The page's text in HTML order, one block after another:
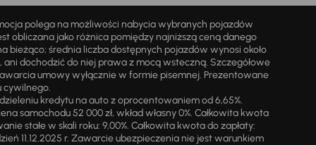
polega na możliwości nabycia wybranych pojazdów
obliczana jako różnica pomiędzy najniższą ceną danego
bieżąco; średnia liczba dostępnych pojazdów wynosi około
dochodzić do niej prawa z mocą wsteczną. Szczegółowe
umowy wyłącznie w formie pisemnej. Prezentowane
cywilnego.
kredytu na auto z oprocentowaniem od 6,65%.
samochodu 52 000 zł, wkład własny 0%. Całkowita kwota
stałe w skali roku: 9,00%. Całkowita kwota do zapłaty:
11.12.2025 r. Zawarcie ubezpieczenia nie jest warunkiem